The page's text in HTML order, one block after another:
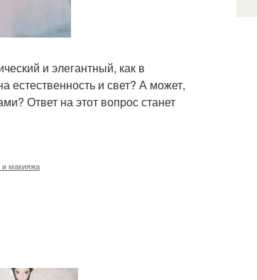
и элегантный, как в
естественность и свет? А может,
Ответ на этот вопрос станет
и макияжа